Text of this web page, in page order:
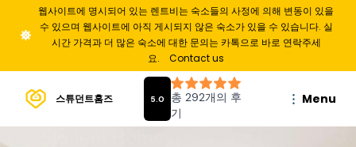
웹사이트에 명시되어 있는 렌트비는 숙소들의 사정에 의해 변동이 있을
수 있으며 웹사이트에 아직 게시되지 않은 숙소가 있을 수 있습니다. 실
시간 가격과 더 많은 숙소에 대한 문의는 카톡으로 바로 연락주세
요.
Contact us
스튜던트홈즈 Menu